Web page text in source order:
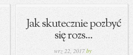
Jak skutecznie pozbyć
się rozs...
wrz 22, 2017by